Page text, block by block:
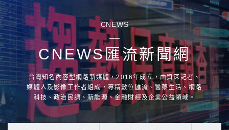
CNEWS
CNEWS匯流新聞網
台灣知名內容型網路新媒體，2016年成立，由資深記者、
媒體人及影像工作者組成，專精數位匯流、醫藥生活、網路
科技、政治民調、新能源、金融財經及企業公益領域。